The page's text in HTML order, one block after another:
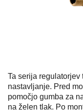
Ta serija
nastavljanje. Pred
pomočjo gumba za
na želen tlak. Po